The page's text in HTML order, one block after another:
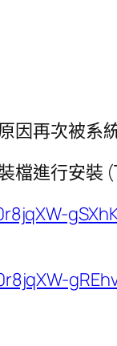
因再次被系
檔進行安裝